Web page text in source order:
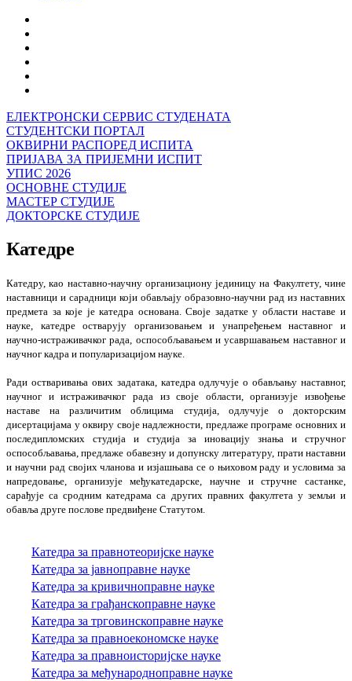
ЕЛЕКТРОНСКИ СЕРВИС СТУДЕНАТА
СТУДЕНТСКИ ПОРТАЛ
ОКВИРНИ РАСПОРЕД ИСПИТА
ПРИЈАВА ЗА ПРИЈЕМНИ ИСПИТ
УПИС 2026
ОСНОВНЕ СТУДИЈЕ
МАСТЕР СТУДИЈЕ
ДОКТОРСКЕ СТУДИЈЕ
Катедре
Катедру, као наставно-научну организациону јединицу на Факултету, чине
наставници и сарадници који обављају образовно-научни рад из наставних
предмета за које је катедра основана. Своје задатке у области наставе и
науке, катедре остварују организовањем и унапређењем наставног и
научно-истраживачког рада, оспособљавањем и усавршавањем наставног и
научног кадра и популаризацијом науке.
Ради остваривања ових задатака, катедра одлучује о обављању наставног,
научног и истраживачког рада из своје области, организује извођење
наставе на различитим облицима студија, одлучује о докторским
дисертацијама у оквиру своје надлежности, предлаже програме основних и
последипломских студија и студија за иновацију знања и стручног
оспособљавања, предлаже обавезну и допунску литературу, прати наставни
и научни рад својих чланова и изјашњава се о њиховом раду и условима за
напредовање, организује међукатедарске, научне и стручне састанке,
сарађује са сродним катедрама са других правних факултета у земљи и
обавља друге послове предвиђене Статутом.
Катедра за правнотеоријске науке
Катедра за јавноправне науке
Катедра за кривичноправне науке
Катедра за грађанскоправне науке
Катедра за трговинскоправне науке
Катедра за правноекономске науке
Катедра за правноисторијске науке
Катедра за међународноправне науке